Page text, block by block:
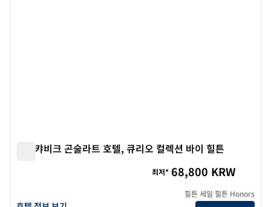
레이캬비크 곤술라트 호텔, 큐리오 컬렉션 바이 힐튼
최저* 68,800 KRW
힐튼 세일 힐튼 Honors